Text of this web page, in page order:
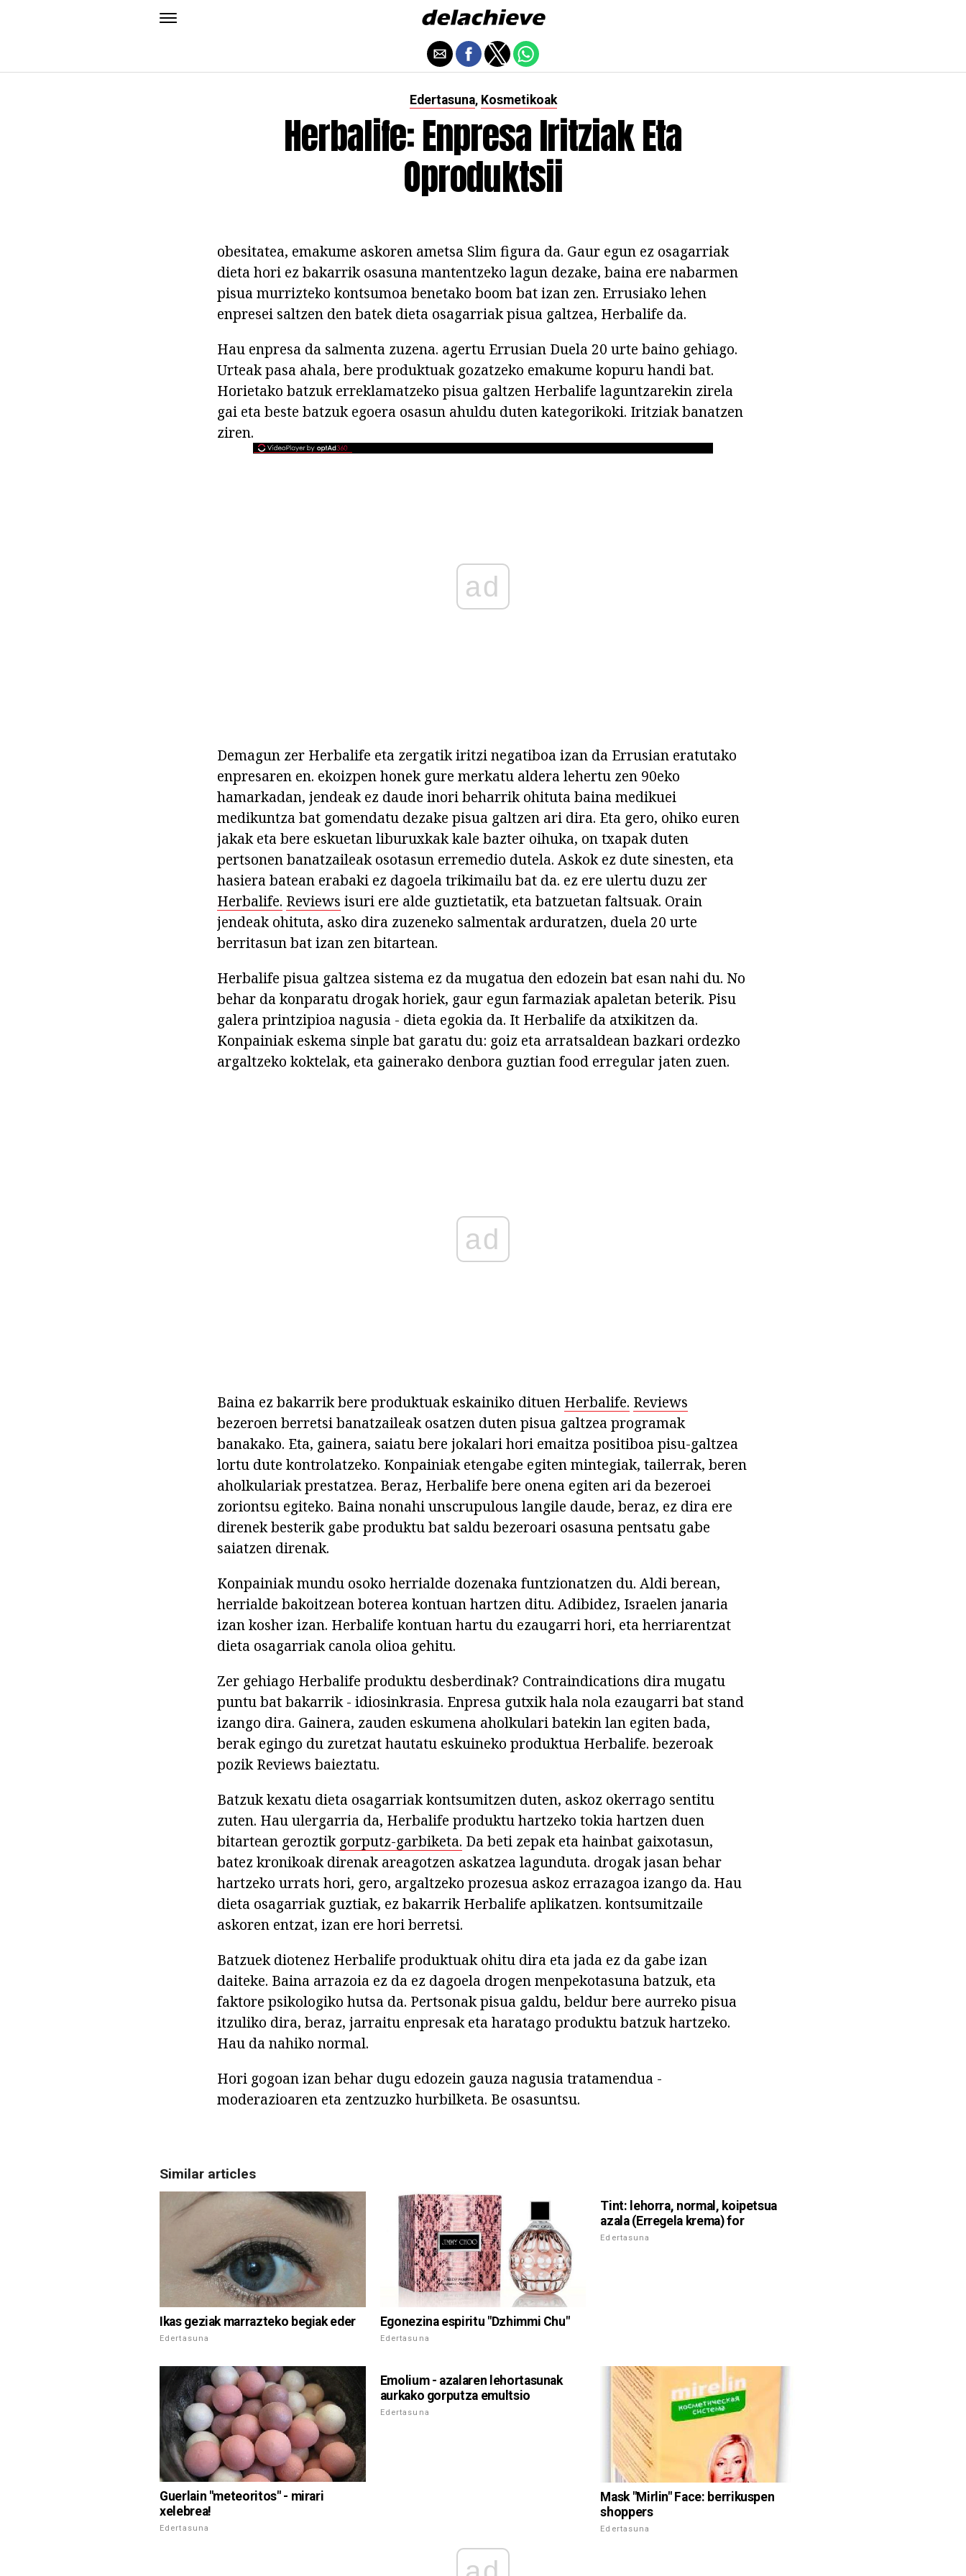
Edertasuna, Kosmetikoak
Herbalife: Enpresa Iritziak Eta
Oproduktsii
obesitatea, emakume askoren ametsa Slim figura da. Gaur egun ez osagarriak
dieta hori ez bakarrik osasuna mantentzeko lagun dezake, baina ere nabarmen
pisua murrizteko kontsumoa benetako boom bat izan zen. Errusiako lehen
enpresei saltzen den batek dieta osagarriak pisua galtzea, Herbalife da.
Hau enpresa da salmenta zuzena. agertu Errusian Duela 20 urte baino gehiago.
Urteak pasa ahala, bere produktuak gozatzeko emakume kopuru handi bat.
Horietako batzuk erreklamatzeko pisua galtzen Herbalife laguntzarekin zirela
gai eta beste batzuk egoera osasun ahuldu duten kategorikoki. Iritziak banatzen
ziren.
ad
Demagun zer Herbalife eta zergatik iritzi negatiboa izan da Errusian eratutako
enpresaren en. ekoizpen honek gure merkatu aldera lehertu zen 90eko
hamarkadan, jendeak ez daude inori beharrik ohituta baina medikuei
medikuntza bat gomendatu dezake pisua galtzen ari dira. Eta gero, ohiko euren
jakak eta bere eskuetan liburuxkak kale bazter oihuka, on txapak duten
pertsonen banatzaileak osotasun erremedio dutela. Askok ez dute sinesten, eta
hasiera batean erabaki ez dagoela trikimailu bat da. ez ere ulertu duzu zer
Herbalife. Reviews isuri ere alde guztietatik, eta batzuetan faltsuak. Orain
jendeak ohituta, asko dira zuzeneko salmentak arduratzen, duela 20 urte
berritasun bat izan zen bitartean.
Herbalife pisua galtzea sistema ez da mugatua den edozein bat esan nahi du. No
behar da konparatu drogak horiek, gaur egun farmaziak apaletan beterik. Pisu
galera printzipioa nagusia - dieta egokia da. It Herbalife da atxikitzen da.
Konpainiak eskema sinple bat garatu du: goiz eta arratsaldean bazkari ordezko
argaltzeko koktelak, eta gainerako denbora guztian food erregular jaten zuen.
ad
Baina ez bakarrik bere produktuak eskainiko dituen Herbalife. Reviews
bezeroen berretsi banatzaileak osatzen duten pisua galtzea programak
banakako. Eta, gainera, saiatu bere jokalari hori emaitza positiboa pisu-galtzea
lortu dute kontrolatzeko. Konpainiak etengabe egiten mintegiak, tailerrak, beren
aholkulariak prestatzea. Beraz, Herbalife bere onena egiten ari da bezeroei
zoriontsu egiteko. Baina nonahi unscrupulous langile daude, beraz, ez dira ere
direnek besterik gabe produktu bat saldu bezeroari osasuna pentsatu gabe
saiatzen direnak.
Konpainiak mundu osoko herrialde dozenaka funtzionatzen du. Aldi berean,
herrialde bakoitzean boterea kontuan hartzen ditu. Adibidez, Israelen janaria
izan kosher izan. Herbalife kontuan hartu du ezaugarri hori, eta herriarentzat
dieta osagarriak canola olioa gehitu.
Zer gehiago Herbalife produktu desberdinak? Contraindications dira mugatu
puntu bat bakarrik - idiosinkrasia. Enpresa gutxik hala nola ezaugarri bat stand
izango dira. Gainera, zauden eskumena aholkulari batekin lan egiten bada,
berak egingo du zuretzat hautatu eskuineko produktua Herbalife. bezeroak
pozik Reviews baieztatu.
Batzuk kexatu dieta osagarriak kontsumitzen duten, askoz okerrago sentitu
zuten. Hau ulergarria da, Herbalife produktu hartzeko tokia hartzen duen
bitartean geroztik gorputz-garbiketa. Da beti zepak eta hainbat gaixotasun,
batez kronikoak direnak areagotzen askatzea lagunduta. drogak jasan behar
hartzeko urrats hori, gero, argaltzeko prozesua askoz errazagoa izango da. Hau
dieta osagarriak guztiak, ez bakarrik Herbalife aplikatzen. kontsumitzaile
askoren entzat, izan ere hori berretsi.
Batzuek diotenez Herbalife produktuak ohitu dira eta jada ez da gabe izan
daiteke. Baina arrazoia ez da ez dagoela drogen menpekotasuna batzuk, eta
faktore psikologiko hutsa da. Pertsonak pisua galdu, beldur bere aurreko pisua
itzuliko dira, beraz, jarraitu enpresak eta haratago produktu batzuk hartzeko.
Hau da nahiko normal.
Hori gogoan izan behar dugu edozein gauza nagusia tratamendua -
moderazioaren eta zentzuzko hurbilketa. Be osasuntsu.
Similar articles
Ikas geziak marrazteko begiak eder
Edertasuna
Egonezina espiritu "Dzhimmi Chu"
Edertasuna
Tint: lehorra, normal, koipetsua
azala (Erregela krema) for
Edertasuna
Guerlain "meteoritos" - mirari
xelebrea!
Edertasuna
Emolium - azalaren lehortasunak
aurkako gorputza emultsio
Edertasuna
Mask "Mirlin" Face: berrikuspen
shoppers
Edertasuna